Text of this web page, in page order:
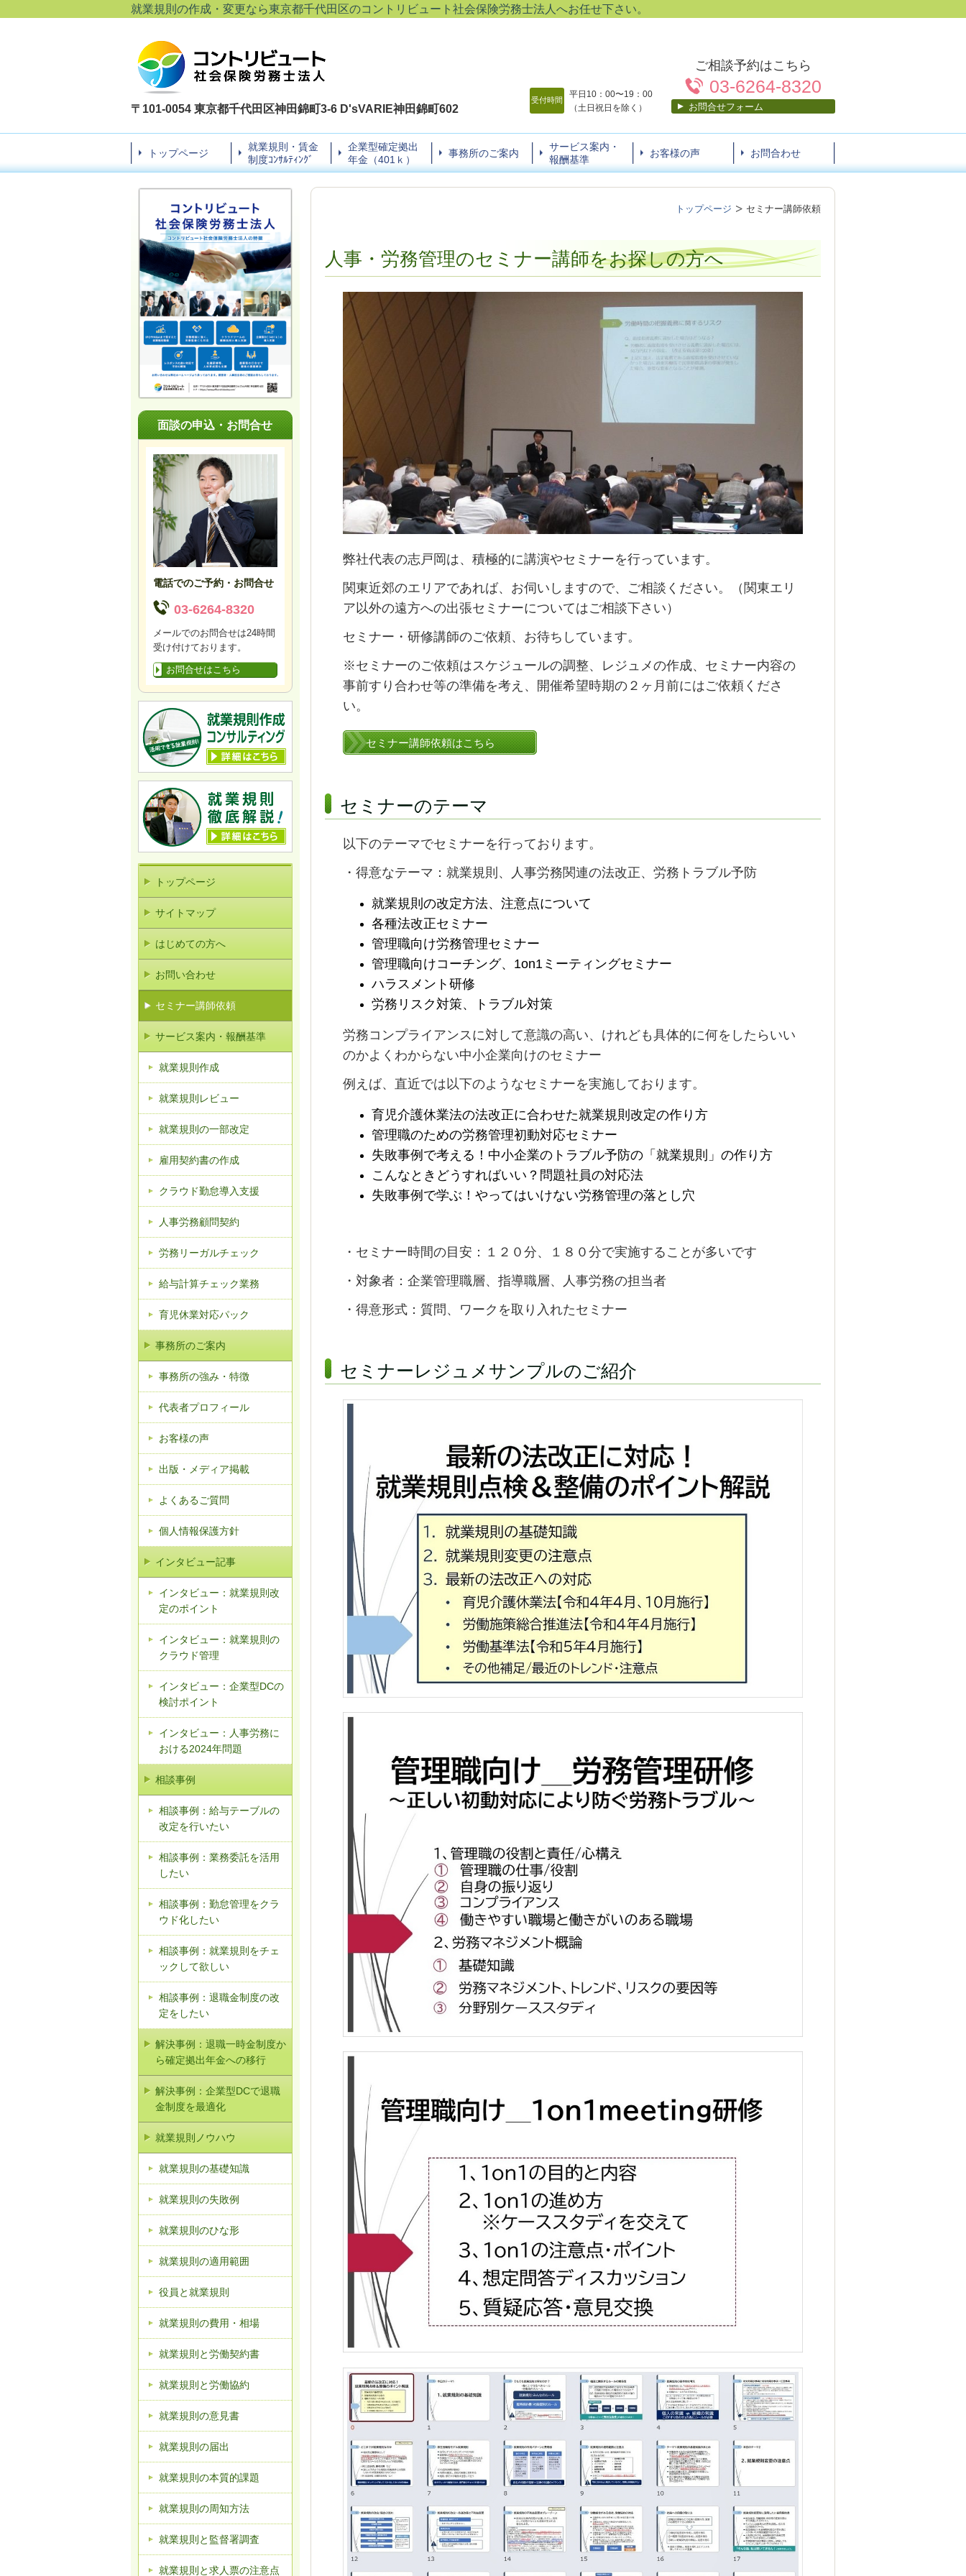
就業規則の作成・変更なら東京都千代田区のコントリビュート社会保険労務士法人へお任せ下さい。
〒101-0054 東京都千代田区神田錦町3-6 D'sVARIE神田錦町602
受付時間
平日10：00〜19：00
（土日祝日を除く）
ご相談予約はこちら
03-6264-8320
お問合せフォーム
トップページ
就業規則・賃金
制度ｺﾝｻﾙﾃｨﾝｸﾞ
企業型確定拠出
年金（401ｋ）
事務所のご案内
サービス案内・
報酬基準
お客様の声 お問合わせ
トップページ セミナー講師依頼
人事・労務管理のセミナー講師をお探しの方へ
弊社代表の志戸岡は、積極的に講演やセミナーを行っています。
関東近郊のエリアであれば、お伺いしますので、ご相談ください。（関東エリ
ア以外の遠方への出張セミナーについてはご相談下さい）
セミナー・研修講師のご依頼、お待ちしています。
※セミナーのご依頼はスケジュールの調整、レジュメの作成、セミナー内容の
事前すり合わせ等の準備を考え、開催希望時期の２ヶ月前にはご依頼くださ
い。
セミナー講師依頼はこちら
セミナーのテーマ
以下のテーマでセミナーを行っております。
・得意なテーマ：就業規則、人事労務関連の法改正、労務トラブル予防
就業規則の改定方法、注意点について
各種法改正セミナー
管理職向け労務管理セミナー
管理職向けコーチング、1on1ミーティングセミナー
ハラスメント研修
労務リスク対策、トラブル対策
労務コンプライアンスに対して意識の高い、けれども具体的に何をしたらいい
のかよくわからない中小企業向けのセミナー
例えば、直近では以下のようなセミナーを実施しております。
育児介護休業法の法改正に合わせた就業規則改定の作り方
管理職のための労務管理初動対応セミナー
失敗事例で考える！中小企業のトラブル予防の「就業規則」の作り方
こんなときどうすればいい？問題社員の対応法
失敗事例で学ぶ！やってはいけない労務管理の落とし穴
・セミナー時間の目安：１２０分、１８０分で実施することが多いです
・対象者：企業管理職層、指導職層、人事労務の担当者
・得意形式：質問、ワークを取り入れたセミナー
セミナーレジュメサンプルのご紹介
面談の申込・お問合せ
電話でのご予約・お問合せ
03-6264-8320
メールでのお問合せは24時間
受け付けております。
お問合せはこちら
トップページ
サイトマップ
はじめての方へ
お問い合わせ
セミナー講師依頼
サービス案内・報酬基準
就業規則作成
就業規則レビュー
就業規則の一部改定
雇用契約書の作成
クラウド勤怠導入支援
人事労務顧問契約
労務リーガルチェック
給与計算チェック業務
育児休業対応パック
事務所のご案内
事務所の強み・特徴
代表者プロフィール
お客様の声
出版・メディア掲載
よくあるご質問
個人情報保護方針
インタビュー記事
インタビュー：就業規則改
定のポイント
インタビュー：就業規則の
クラウド管理
インタビュー：企業型DCの
検討ポイント
インタビュー：人事労務に
おける2024年問題
相談事例
相談事例：給与テーブルの
改定を行いたい
相談事例：業務委託を活用
したい
相談事例：勤怠管理をクラ
ウド化したい
相談事例：就業規則をチェ
ックして欲しい
相談事例：退職金制度の改
定をしたい
解決事例：退職一時金制度か
ら確定拠出年金への移行
解決事例：企業型DCで退職
金制度を最適化
就業規則ノウハウ
就業規則の基礎知識
就業規則の失敗例
就業規則のひな形
就業規則の適用範囲
役員と就業規則
就業規則の費用・相場
就業規則と労働契約書
就業規則と労働協約
就業規則の意見書
就業規則の届出
就業規則の本質的課題
就業規則の周知方法
就業規則と監督署調査
就業規則と求人票の注意点